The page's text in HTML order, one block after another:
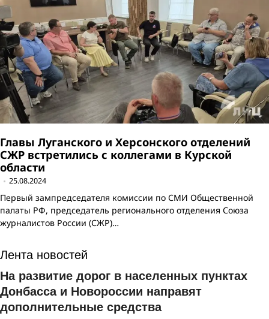
Главы Луганского и Херсонского отделений
СЖР встретились с коллегами в Курской
области
25.08.2024
Первый зампредседателя комиссии по СМИ Общественной
палаты РФ, председатель регионального отделения Союза
журналистов России (СЖР)…
Лента новостей
На развитие дорог в населенных пунктах
Донбасса и Новороссии направят
дополнительные средства